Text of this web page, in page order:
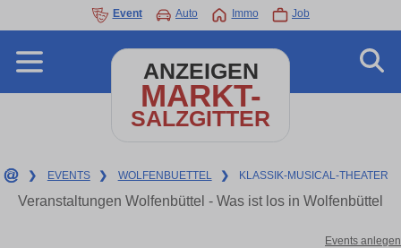
Event Auto Immo Job
ANZEIGEN
MARKT-
SALZGITTER
❯ EVENTS ❯ WOLFENBUETTEL ❯ KLASSIK-MUSICAL-THEATER
Veranstaltungen Wolfenbüttel - Was ist los in Wolfenbüttel
Events anlegen